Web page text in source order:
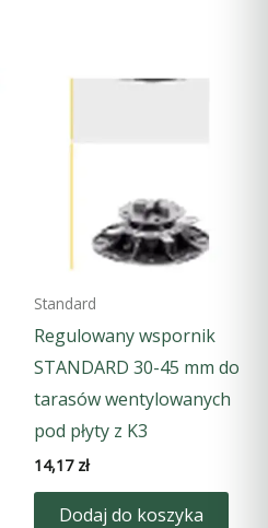
Standard
Regulowany wspornik
STANDARD 30-45 mm do
tarasów wentylowanych
pod płyty z K3
14,17 zł
Dodaj do koszyka